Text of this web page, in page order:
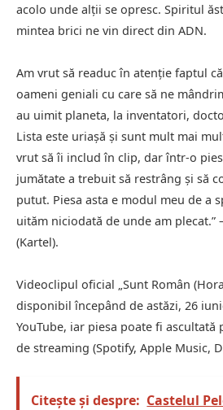
acolo unde alții se opresc. Spiritul
mintea brici ne vin direct din ADN.
Am vrut să readuc în atenție faptul
oameni geniali cu care să ne
au uimit planeta, la inventatori,
Lista este uriașă și sunt mult mai
vrut să îi includ în clip, dar într-o
jumătate a trebuit să restrâng și să
putut. Piesa asta e modul meu de a
uităm niciodată de unde am plecat.”
(Kartel).
Videoclipul oficial „Sunt Român
disponibil începând de astăzi, 26
YouTube, iar piesa poate fi
de streaming (Spotify, Apple Music,
Citește și despre: Castelul